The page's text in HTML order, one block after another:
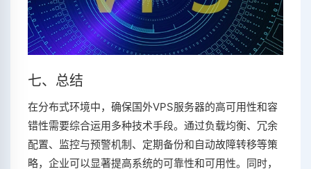
七、总结
在分布式环境中，确保国外VPS服务器的高可用性和容
错性需要综合运用多种技术手段。通过负载均衡、冗余
配置、监控与预警机制、定期备份和自动故障转移等策
略，企业可以显著提高系统的可靠性和可用性。同时，